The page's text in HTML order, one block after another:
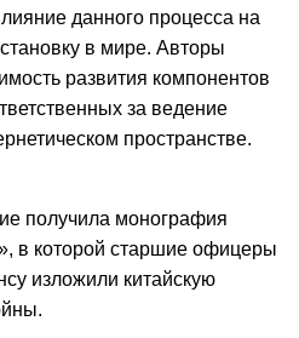
данного процесса на
в мире. Авторы
развития компонентов
за ведение
пространстве.
получила монография
в которой старшие офицеры
изложили китайскую